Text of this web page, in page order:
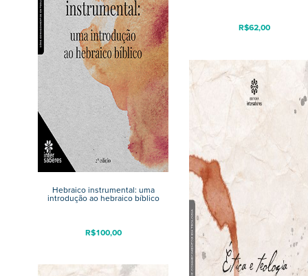
R$62,00
Hebraico instrumental: uma
introdução ao hebraico bíblico
R$100,00